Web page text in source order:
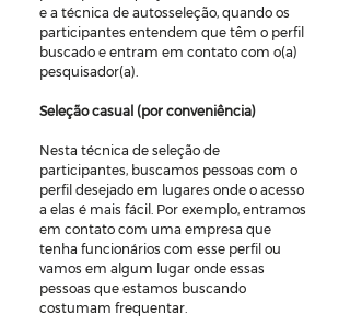
e a técnica de autosseleção, quando os
participantes entendem que têm o perfil
buscado e entram em contato com o(a)
pesquisador(a).
Seleção casual (por conveniência)
Nesta técnica de seleção de
participantes, buscamos pessoas com o
perfil desejado em lugares onde o acesso
a elas é mais fácil. Por exemplo, entramos
em contato com uma empresa que
tenha funcionários com esse perfil ou
vamos em algum lugar onde essas
pessoas que estamos buscando
costumam frequentar.